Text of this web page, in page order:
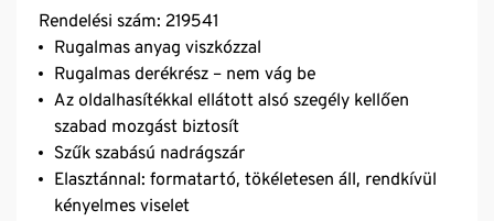
Rendelési szám: 219541
Rugalmas anyag viszkózzal
Rugalmas derékrész – nem vág be
Az oldalhasítékkal ellátott alsó szegély kellően
szabad mozgást biztosít
Szűk szabású nadrágszár
Elasztánnal: formatartó, tökéletesen áll, rendkívül
kényelmes viselet